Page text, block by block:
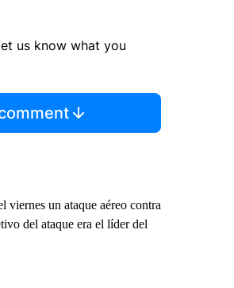
us know what you
viernes un ataque aéreo contra
del ataque era el líder del